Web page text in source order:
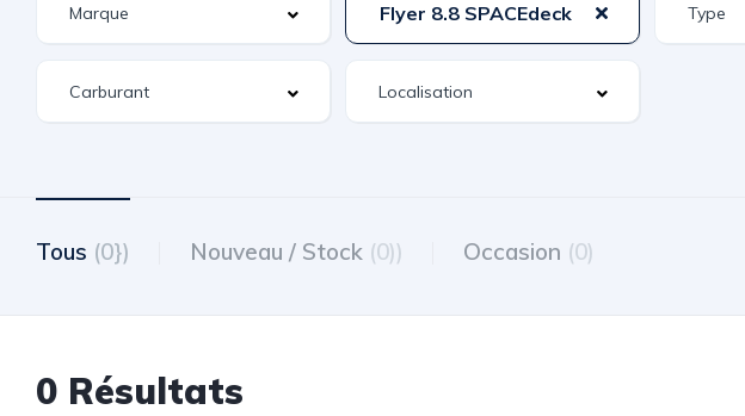
Flyer 8.8 SPACEdeck
Tous (0}) Nouveau / Stock (0)) Occasion (0)
0 Résultats